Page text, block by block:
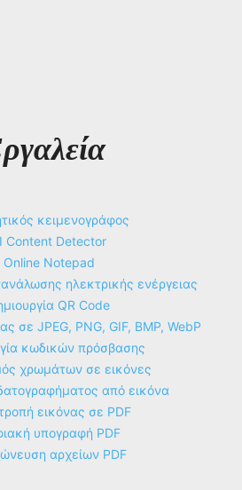
κειμενογράφος
Content Detector
Online Notepad
ηλεκτρικής ενέργειας
QR Code
σε JPEG, PNG, GIF, BMP, WebP
κωδικών πρόσβασης
χρωμάτων σε εικόνες
από εικόνα
εικόνας σε PDF
υπογραφή PDF
αρχείων PDF